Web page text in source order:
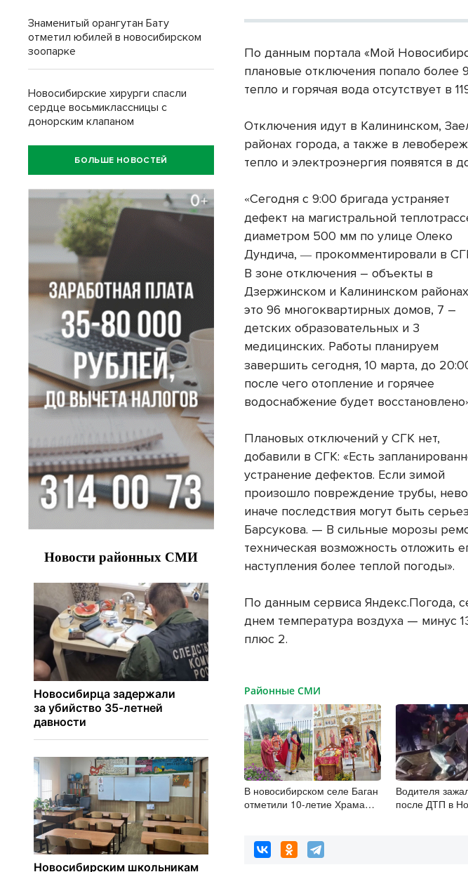
По данным портала «Мой
плановые отключения попало более
тепло и горячая вода отсутствует в
Отключения идут в Калининском,
районах города, а также в
тепло и электроэнергия появятся в
«Сегодня с 9:00 бригада устраняет
дефект на магистральной
диаметром 500 мм по улице Олеко
Дундича,— прокомментировали в
В зоне отключения – объекты в
Дзержинском и Калининском
это 96 многоквартирных домов, 7 –
детских образовательных и 3
медицинских. Работы планируем
завершить сегодня, 10 марта, до
после чего отопление и горячее
водоснабжение будет восстановлено
Плановых отключений у СГК нет,
добавили в СГК: «Есть
устранение дефектов. Если зимой
произошло повреждение трубы,
иначе последствия могут быть
Барсукова. — В сильные морозы
техническая возможность отложить
наступления более теплой погоды».
По данным сервиса Яндекс.Погода,
днем температура воздуха — минус
плюс 2.
Районные СМИ
В новосибирском селе Баган
отметили 10-летие Храма
Водителя
после ДТП в
Знаменитый орангутан Бату
отметил юбилей в новосибирском
зоопарке
Новосибирские хирурги спасли
сердце восьмиклассницы с
донорским клапаном
БОЛЬШЕ НОВОСТЕЙ